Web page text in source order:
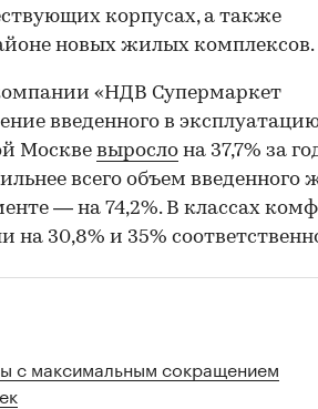
корпусах, а также
новых жилых комплексов.
«НДВ Супермаркет
введенного в
Москве выросло на 37,7% за
всего объем введенного
— на 74,2%. В классах
на 30,8% и 35%
с максимальным сокращением